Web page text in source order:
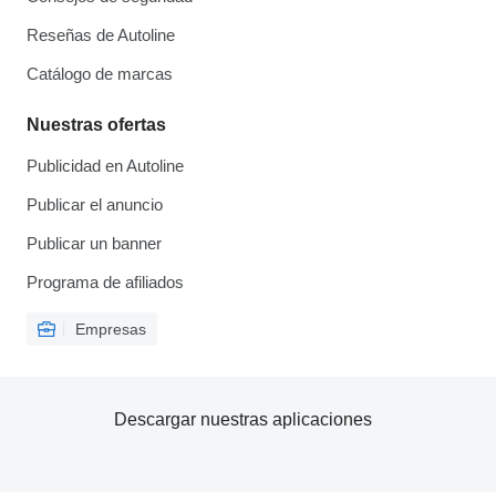
Reseñas de Autoline
Catálogo de marcas
Nuestras ofertas
Publicidad en Autoline
Publicar el anuncio
Publicar un banner
Programa de afiliados
Empresas
Descargar nuestras aplicaciones